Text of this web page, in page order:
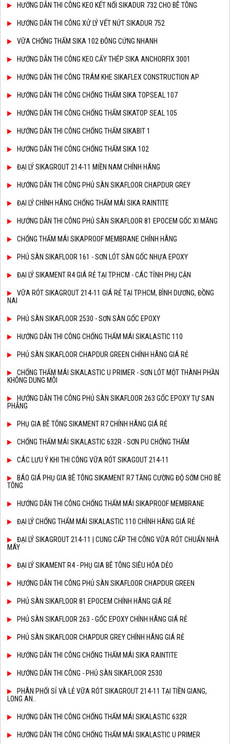
HƯỚNG DẪN THI CÔNG KEO KẾT NỐI SIKADUR 732 CHO BÊ TÔNG
HƯỚNG DẪN THI CÔNG XỬ LÝ VẾT NỨT SIKADUR 752
VỮA CHỐNG THẤM SIKA 102 ĐÔNG CỨNG NHANH
HƯỚNG DẪN THI CÔNG KEO CẤY THÉP SIKA ANCHORFIX 3001
HƯỚNG DẪN THI CÔNG TRÁM KHE SIKAFLEX CONSTRUCTION AP
HƯỚNG DẪN THI CÔNG CHỐNG THẤM SIKA TOPSEAL 107
HƯỚNG DẪN THI CÔNG CHỐNG THẤM SIKATOP SEAL 105
HƯỚNG DẪN THI CÔNG CHỐNG THẤM SIKABIT 1
HƯỚNG DẪN THI CÔNG CHỐNG THẤM SIKA 102
ĐẠI LÝ SIKAGROUT 214-11 MIỀN NAM CHÍNH HÃNG
HƯỚNG DẪN THI CÔNG PHỦ SÀN SIKAFLOOR CHAPDUR GREY
ĐẠI LÝ CHÍNH HÃNG CHỐNG THẤM MÁI SIKA RAINTITE
HƯỚNG DẪN THI CÔNG PHỦ SÀN SIKAFLOOR 81 EPOCEM GỐC XI MĂNG
CHỐNG THẤM MÁI SIKAPROOF MEMBRANE CHÍNH HÃNG
PHỦ SÀN SIKAFLOOR 161 - SƠN LÓT SÀN GỐC NHỰA EPOXY
ĐẠI LÝ SIKAMENT R4 GIÁ RẺ TẠI TP.HCM - CÁC TỈNH PHỤ CẬN
VỮA RÓT SIKAGROUT 214-11 GIÁ RẺ TẠI TP.HCM, BÌNH DƯƠNG, ĐỒNG
NAI
PHỦ SÀN SIKAFLOOR 2530 - SƠN SÀN GỐC EPOXY
HƯỚNG DẪN THI CÔNG CHỐNG THẤM MÁI SIKALASTIC 110
PHỦ SÀN SIKAFLOOR CHAPDUR GREEN CHÍNH HÃNG GIÁ RẺ
CHỐNG THẤM MÁI SIKALASTIC U PRIMER - SƠN LÓT MỘT THÀNH PHẦN
KHÔNG DUNG MÔI
HƯỚNG DẪN THI CÔNG PHỦ SÀN SIKAFLOOR 263 GỐC EPOXY TỰ SAN
PHẲNG
PHỤ GIA BÊ TÔNG SIKAMENT R7 CHÍNH HÃNG GIÁ RẺ
CHỐNG THẤM MÁI SIKALASTIC 632R - SƠN PU CHỐNG THẤM
CÁC LƯU Ý KHI THI CÔNG VỮA RÓT SIKAGOUT 214-11
BÁO GIÁ PHỤ GIA BÊ TÔNG SIKAMENT R7 TĂNG CƯỜNG ĐỘ SỚM CHO BÊ
TÔNG
HƯỚNG DẪN THI CÔNG CHỐNG THẤM MÁI SIKAPROOF MEMBRANE
ĐẠI LÝ CHỐNG THẤM MÁI SIKALASTIC 110 CHÍNH HÃNG GIÁ RẺ
ĐẠI LÝ SIKAGROUT 214-11 | CUNG CẤP THI CÔNG VỮA RÓT CHUẨN NHÀ
MÁY
ĐẠI LÝ SIKAMENT R4 - PHỤ GIA BÊ TÔNG SIÊU HÓA DẺO
HƯỚNG DẪN THI CÔNG PHỦ SÀN SIKAFLOOR CHAPDUR GREEN
PHỦ SÀN SIKAFLOOR 81 EPOCEM CHÍNH HÃNG GIÁ RẺ
PHỦ SÀN SIKAFLOOR 263 - GỐC EPOXY CHÍNH HÃNG GIÁ RẺ
PHỦ SÀN SIKAFLOOR CHAPDUR GREY CHÍNH HÃNG GIÁ RẺ
HƯỚNG DẪN THI CÔNG CHỐNG THẤM MÁI SIKA RAINTITE
HƯỚNG DẪN THI CÔNG - PHỦ SÀN SIKAFLOOR 2530
PHÂN PHỐI SỈ VÀ LẺ VỮA RÓT SIKAGROUT 214-11 TẠI TIỀN GIANG,
LONG AN..
HƯỚNG DẪN THI CÔNG CHỐNG THẤM MÁI SIKALASTIC 632R
HƯỚNG DẪN THI CÔNG CHỐNG THẤM MÁI SIKALASTIC U PRIMER